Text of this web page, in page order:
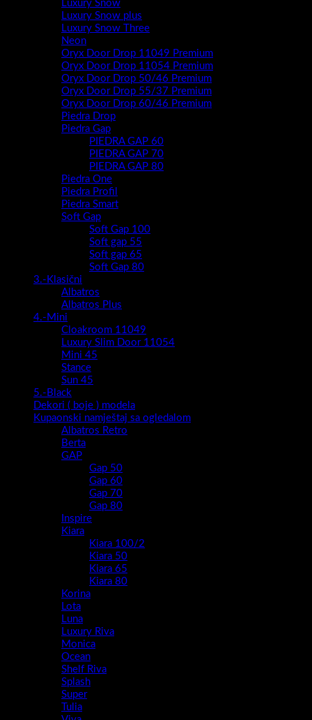
Luxury Snow
Luxury Snow plus
Luxury Snow Three
Neon
Oryx Door Drop 11049 Premium
Oryx Door Drop 11054 Premium
Oryx Door Drop 50/46 Premium
Oryx Door Drop 55/37 Premium
Oryx Door Drop 60/46 Premium
Piedra Drop
Piedra Gap
PIEDRA GAP 60
PIEDRA GAP 70
PIEDRA GAP 80
Piedra One
Piedra Profil
Piedra Smart
Soft Gap
Soft Gap 100
Soft gap 55
Soft gap 65
Soft Gap 80
3.-Klasični
Albatros
Albatros Plus
4.-Mini
Cloakroom 11049
Luxury Slim Door 11054
Mini 45
Stance
Sun 45
5.-Black
Dekori ( boje ) modela
Kupaonski namještaj sa ogledalom
Albatros Retro
Berta
GAP
Gap 50
Gap 60
Gap 70
Gap 80
Inspire
Kiara
Kiara 100/2
Kiara 50
Kiara 65
Kiara 80
Korina
Lota
Luna
Luxury Riva
Monica
Ocean
Shelf Riva
Splash
Super
Tulia